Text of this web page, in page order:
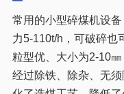
常用的小型碎煤机设
力5-110t/h，可破碎也
粒型优、大小为2-10
经过除铁、除杂、无